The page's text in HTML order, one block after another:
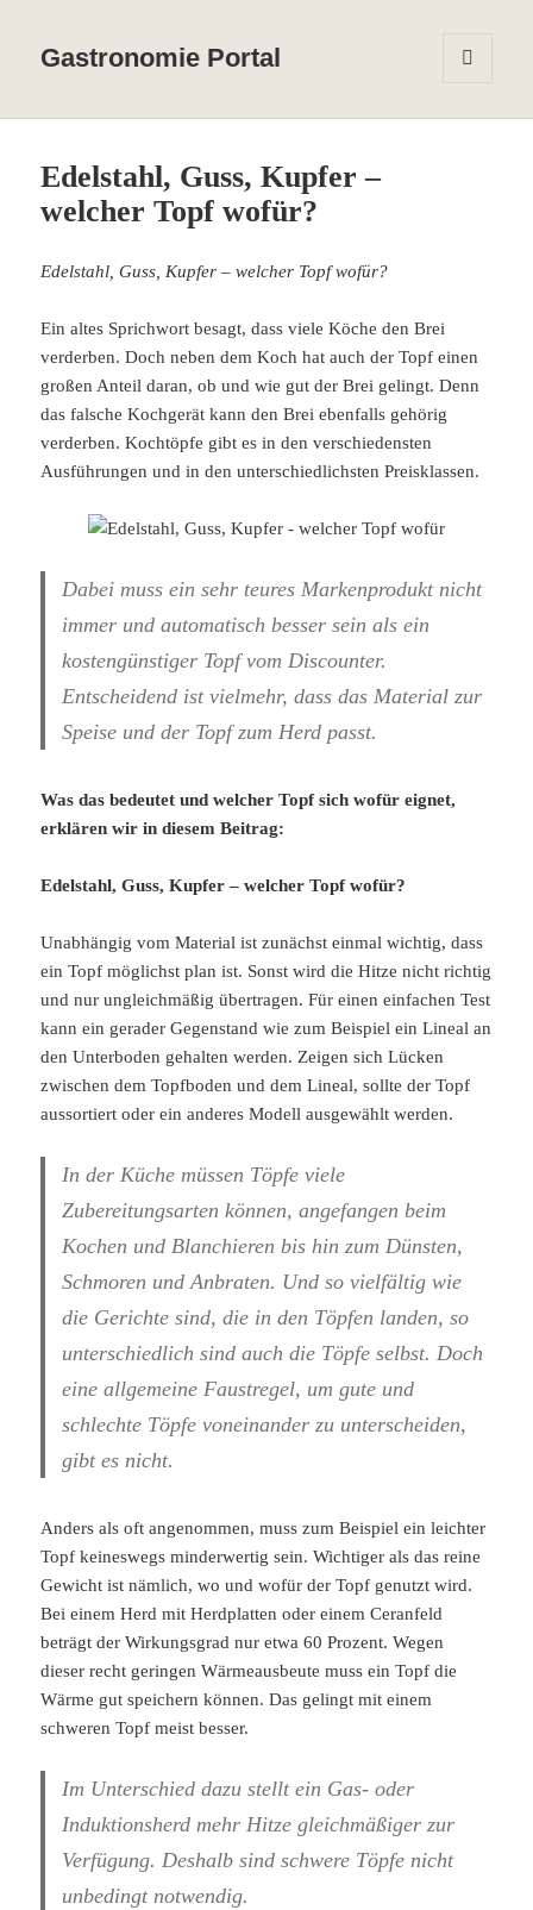
Gastronomie Portal
WIDGETS
Edelstahl, Guss, Kupfer –
welcher Topf wofür?
Edelstahl, Guss, Kupfer – welcher Topf wofür?
Ein altes Sprichwort besagt, dass viele Köche den Brei
verderben. Doch neben dem Koch hat auch der Topf einen
großen Anteil daran, ob und wie gut der Brei gelingt. Denn
das falsche Kochgerät kann den Brei ebenfalls gehörig
verderben. Kochtöpfe gibt es in den verschiedensten
Ausführungen und in den unterschiedlichsten Preisklassen.
Dabei muss ein sehr teures Markenprodukt nicht
immer und automatisch besser sein als ein
kostengünstiger Topf vom Discounter.
Entscheidend ist vielmehr, dass das Material zur
Speise und der Topf zum Herd passt.
Was das bedeutet und welcher Topf sich wofür eignet,
erklären wir in diesem Beitrag:
Edelstahl, Guss, Kupfer – welcher Topf wofür?
Unabhängig vom Material ist zunächst einmal wichtig, dass
ein Topf möglichst plan ist. Sonst wird die Hitze nicht richtig
und nur ungleichmäßig übertragen. Für einen einfachen Test
kann ein gerader Gegenstand wie zum Beispiel ein Lineal an
den Unterboden gehalten werden. Zeigen sich Lücken
zwischen dem Topfboden und dem Lineal, sollte der Topf
aussortiert oder ein anderes Modell ausgewählt werden.
In der Küche müssen Töpfe viele
Zubereitungsarten können, angefangen beim
Kochen und Blanchieren bis hin zum Dünsten,
Schmoren und Anbraten. Und so vielfältig wie
die Gerichte sind, die in den Töpfen landen, so
unterschiedlich sind auch die Töpfe selbst. Doch
eine allgemeine Faustregel, um gute und
schlechte Töpfe voneinander zu unterscheiden,
gibt es nicht.
Anders als oft angenommen, muss zum Beispiel ein leichter
Topf keineswegs minderwertig sein. Wichtiger als das reine
Gewicht ist nämlich, wo und wofür der Topf genutzt wird.
Bei einem Herd mit Herdplatten oder einem Ceranfeld
beträgt der Wirkungsgrad nur etwa 60 Prozent. Wegen
dieser recht geringen Wärmeausbeute muss ein Topf die
Wärme gut speichern können. Das gelingt mit einem
schweren Topf meist besser.
Im Unterschied dazu stellt ein Gas- oder
Induktionsherd mehr Hitze gleichmäßiger zur
Verfügung. Deshalb sind schwere Töpfe nicht
unbedingt notwendig.